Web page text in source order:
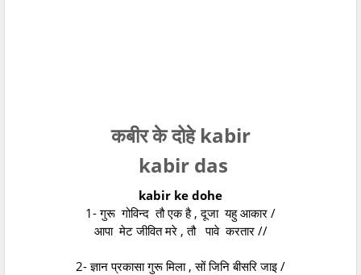
कबीर के दोहे kabir
kabir das
kabir ke dohe
1- गुरू गोविन्द तौ एक है , दूजा यहु आकार /
आपा मेट जीवित मरे , तौ पावे करतार //
2- ज्ञान प्रकासा गुरू मिला , सों जिनि बीसरि जाइ /